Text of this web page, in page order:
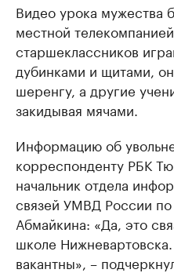
Видео урока мужества
местной
старшеклассников
дубинками и щитами,
шеренгу, а другие
закидывая мячами.
Информацию об
корреспонденту РБК
начальник отдела
связей УМВД России
Абмайкина: «Да, это
школе
вакантны», –